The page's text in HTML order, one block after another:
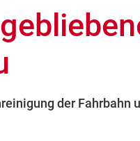
der Fahrbahn